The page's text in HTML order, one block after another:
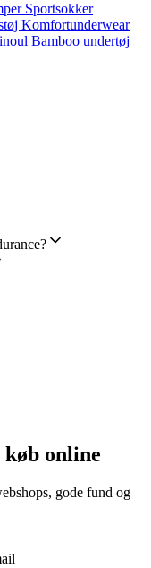
Sportsokker
Komfortunderwear
Bamboo undertøj
online
gode fund og